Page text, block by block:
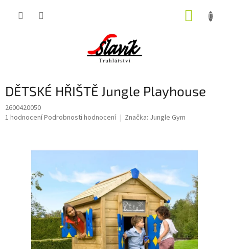
DĚTSKÉ HŘIŠTĚ Jungle Playhouse
2600420050
Průměrné
hvězdiček.
1 hodnoceníPodrobnosti hodnocení Značka: Jungle Gym